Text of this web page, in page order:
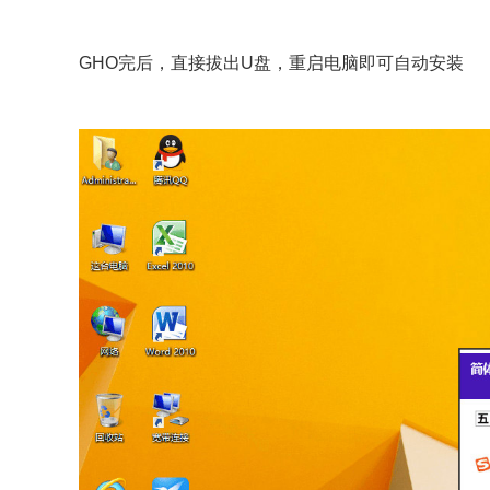
GHO完后，直接拔出U盘，重启电脑即可自动安装